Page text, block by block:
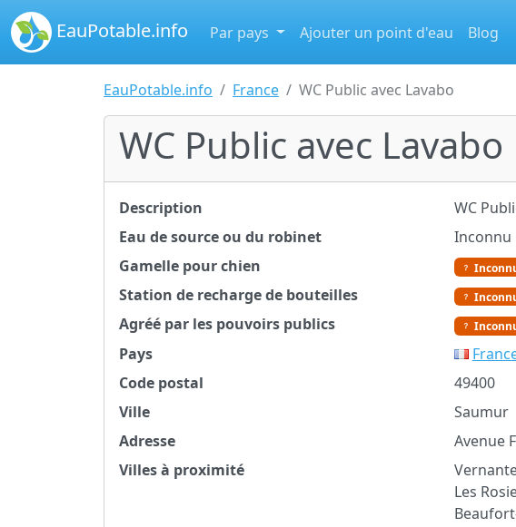
EauPotable.info Par pays Ajouter un point d'eau Blog
EauPotable.info France WC Public avec Lavabo
WC Public avec Lavabo
Description
WC
Eau de source ou du robinet
Inconnu
Gamelle pour chien
Station de recharge de bouteilles
Agréé par les pouvoirs publics
Pays
Code postal
49400
Ville
Saumur
Adresse
Avenue
Villes à proximité
Les